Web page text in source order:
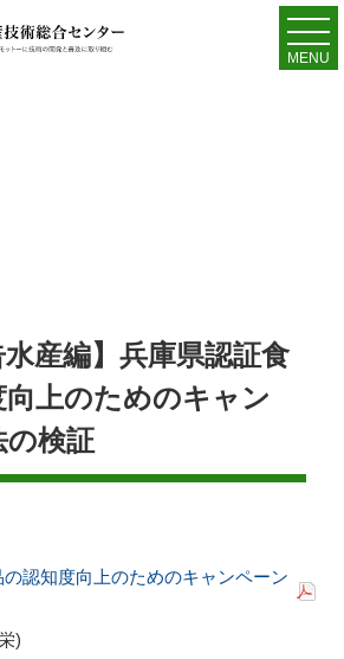
MENU
水産編】兵庫県認証食
向上のためのキャン
の検証
認知度向上のためのキャンペーン
)